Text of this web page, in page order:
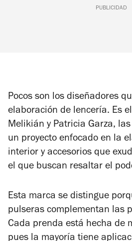
PUBLICIDAD
Pocos son los diseñadores
elaboración de lencería. Es
Melikián y Patricia Garza,
un proyecto enfocado en la
interior y accesorios que
el que buscan resaltar el
Esta marca se distingue
pulseras complementan las
Cada prenda está hecha de
pues la mayoría tiene